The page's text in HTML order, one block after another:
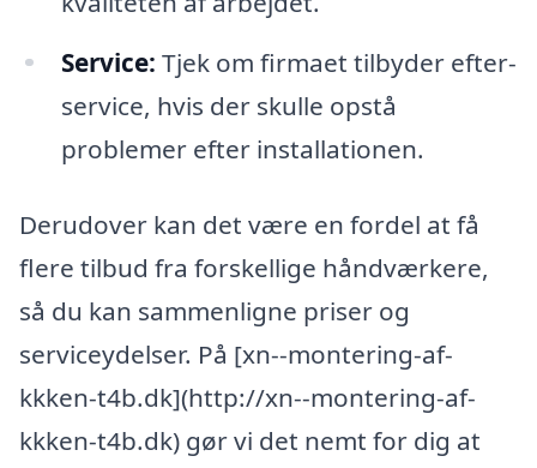
Service: Tjek om firmaet tilbyder efter-
service, hvis der skulle opstå
problemer efter installationen.
Derudover kan det være en fordel at få
flere tilbud fra forskellige håndværkere,
så du kan sammenligne priser og
serviceydelser. På [xn--montering-af-
kkken-t4b.dk](http://xn--montering-af-
kkken-t4b.dk) gør vi det nemt for dig at